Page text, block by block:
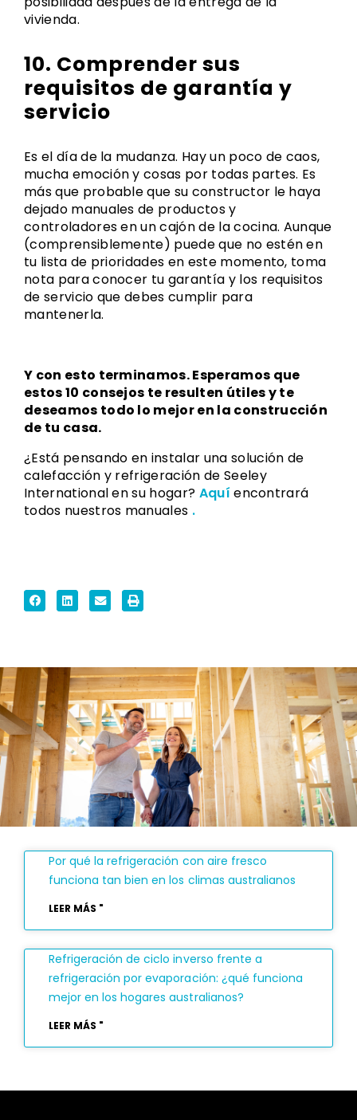
vivienda.
10. Comprender sus
requisitos de garantía y
servicio
Es el día de la mudanza. Hay un poco de caos,
mucha emoción y cosas por todas partes. Es
más que probable que su constructor le haya
dejado manuales de productos y
controladores en un cajón de la cocina. Aunque
(comprensiblemente) puede que no estén en
tu lista de prioridades en este momento, toma
nota para conocer tu garantía y los requisitos
de servicio que debes cumplir para
mantenerla.
Y con esto terminamos. Esperamos que
estos 10 consejos te resulten útiles y te
deseamos todo lo mejor en la construcción
de tu casa.
¿Está pensando en instalar una solución de
calefacción y refrigeración de Seeley
International en su hogar? Aquí encontrará
todos nuestros manuales .
Por qué la refrigeración con aire fresco
funciona tan bien en los climas australianos
LEER MÁS "
Refrigeración de ciclo inverso frente a
refrigeración por evaporación: ¿qué funciona
mejor en los hogares australianos?
LEER MÁS "